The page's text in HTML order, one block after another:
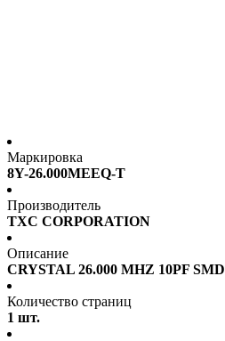
Маркировка
8Y-26.000MEEQ-T
Производитель
TXC CORPORATION
Описание
CRYSTAL 26.000 MHZ 10PF SMD
Количество страниц
1 шт.